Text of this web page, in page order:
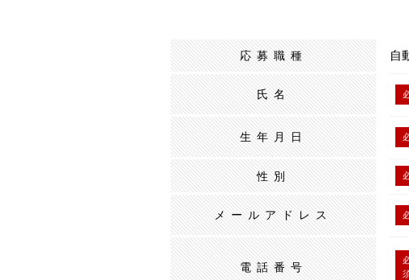
応募職種 自
氏名
生年月日
性別
メールアドレス
電話番号